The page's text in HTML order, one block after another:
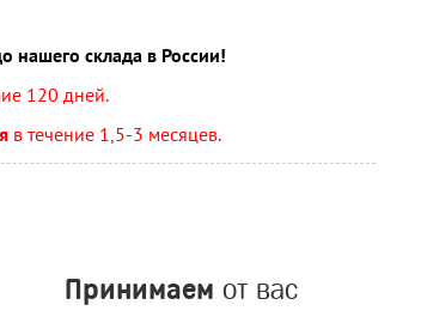
нашего склада в России!
120 дней.
в течение 1,5-3 месяцев.
Принимаем от вас